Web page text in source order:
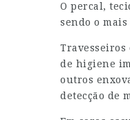
O percal,
sendo o
Travesseiros
de higiene
outros
detecção de